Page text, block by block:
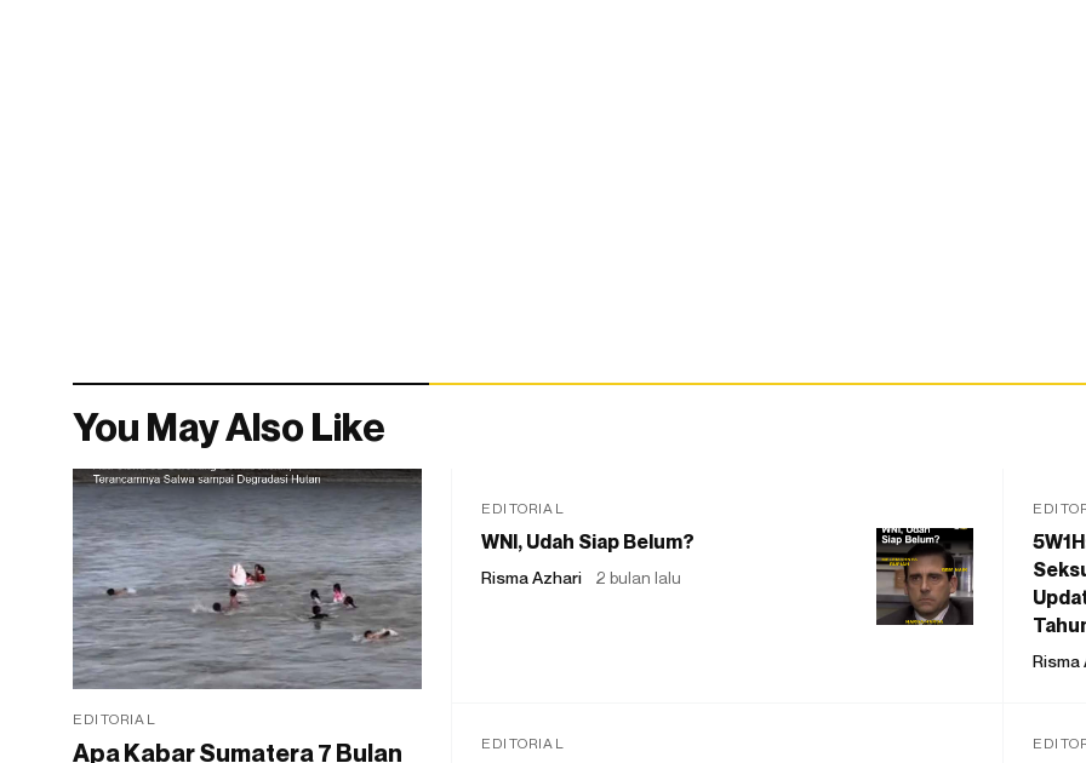
You May Also Like
EDITORIAL
Apa Kabar Sumatera 7 Bulan
EDITORIAL
WNI, Udah Siap Belum?
Risma Azhari 2 bulan lalu
Risma
EDITORIAL